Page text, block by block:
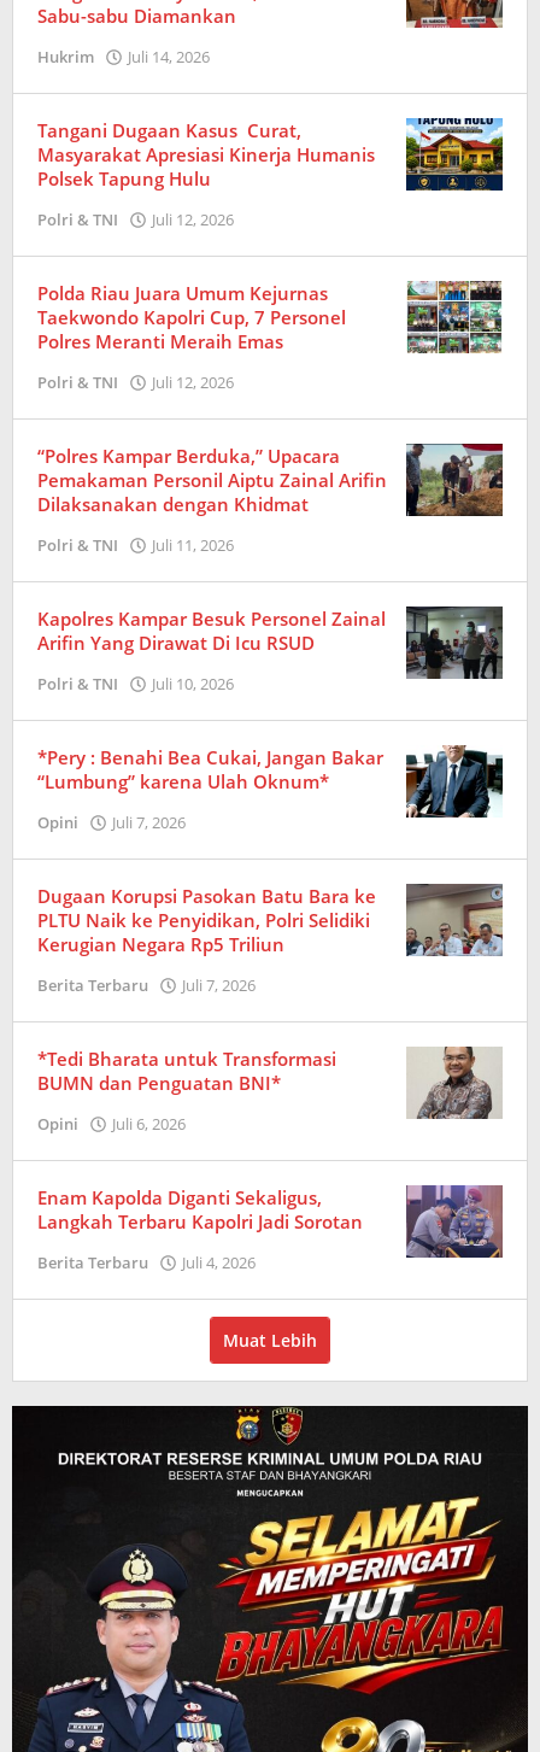
Sabu-sabu Diamankan
Hukrim Juli 14, 2026
Tangani Dugaan Kasus Curat,
Masyarakat Apresiasi Kinerja Humanis
Polsek Tapung Hulu
Polri & TNI Juli 12, 2026
Polda Riau Juara Umum Kejurnas
Taekwondo Kapolri Cup, 7 Personel
Polres Meranti Meraih Emas
Polri & TNI Juli 12, 2026
“Polres Kampar Berduka,” Upacara
Pemakaman Personil Aiptu Zainal Arifin
Dilaksanakan dengan Khidmat
Polri & TNI Juli 11, 2026
Kapolres Kampar Besuk Personel Zainal
Arifin Yang Dirawat Di Icu RSUD
Polri & TNI Juli 10, 2026
*Pery : Benahi Bea Cukai, Jangan Bakar
“Lumbung” karena Ulah Oknum*
Opini Juli 7, 2026
Dugaan Korupsi Pasokan Batu Bara ke
PLTU Naik ke Penyidikan, Polri Selidiki
Kerugian Negara Rp5 Triliun
Berita Terbaru Juli 7, 2026
*Tedi Bharata untuk Transformasi
BUMN dan Penguatan BNI*
Opini Juli 6, 2026
Enam Kapolda Diganti Sekaligus,
Langkah Terbaru Kapolri Jadi Sorotan
Berita Terbaru Juli 4, 2026
Muat Lebih